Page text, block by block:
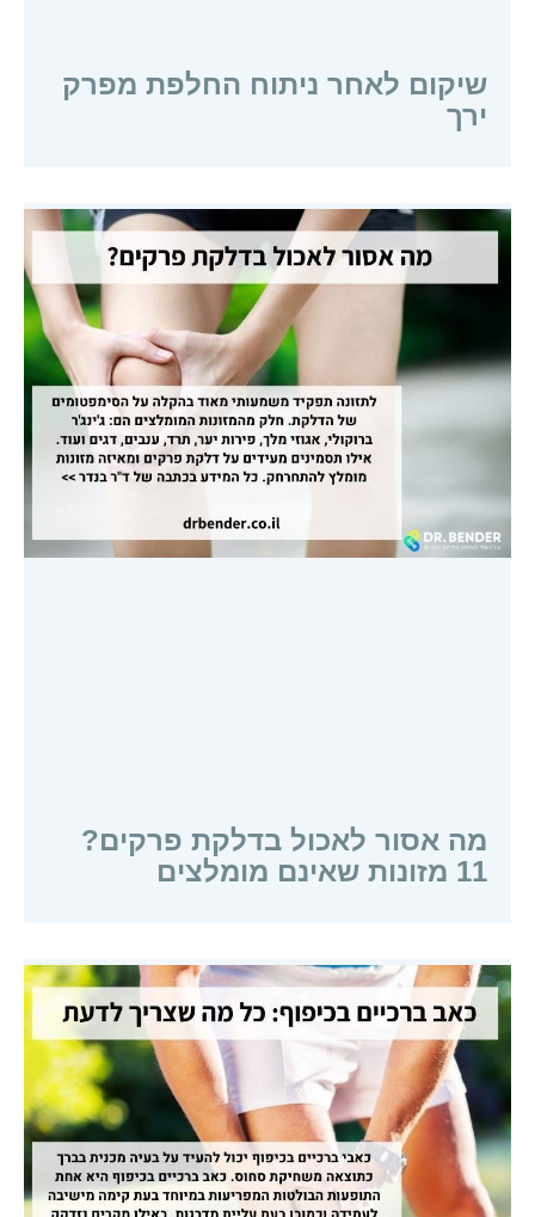
שיקום לאחר ניתוח החלפת מפרק
ירך
מה אסור לאכול בדלקת פרקים?
11 מזונות שאינם מומלצים